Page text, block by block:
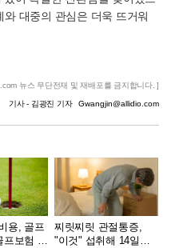
대중의 관심은 더욱 뜨거워
뉴스 무단전재 및 재배포를 금지합니다. ]
기사 - 김광진 기자 Gwangjin@allidio.com
용, 골프
프보험 출
찌릿찌릿 관절통증,
"이것" 섭취해 14일만